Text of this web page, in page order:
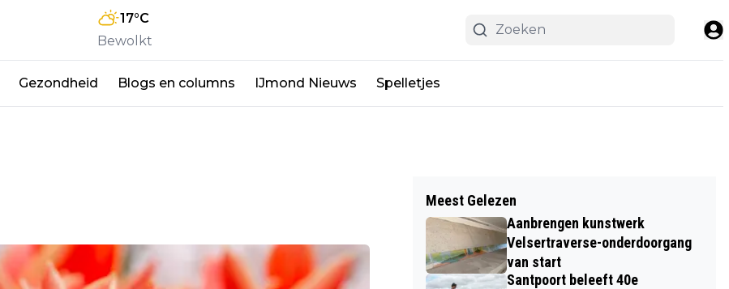
17°C
Bewolkt
Gezondheid Blogs en columns IJmond Nieuws Spelletjes
Meest Gelezen
Aanbrengen kunstwerk
Velsertraverse-onderdoorgang
van start
Santpoort beleeft 40e